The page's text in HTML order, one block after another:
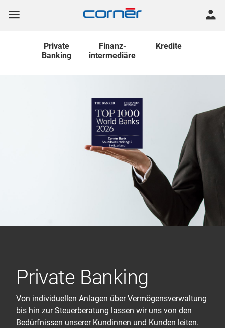
Private
Banking
Finanz-
intermediäre
Kredite
Private Banking
Von individuellen Anlagen über Vermögensverwaltung
bis hin zur Steuerberatung lassen wir uns von den
Bedürfnissen unserer Kundinnen und Kunden leiten.